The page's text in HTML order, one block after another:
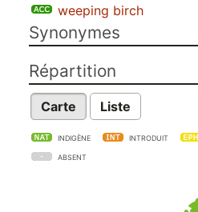
weeping birch
Synonymes
Répartition
Carte Liste
INDIGÈNE INTRODUIT
ABSENT